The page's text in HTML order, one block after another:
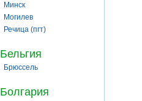
Минск
Могилев
Речица (пгт)
Бельгия
Брюссель
Болгария